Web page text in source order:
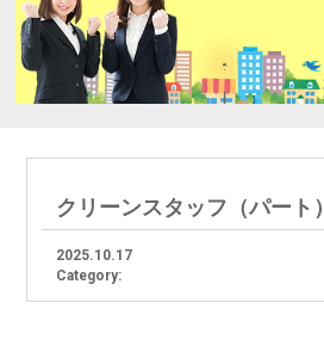
クリーンスタッフ（パート）
2025.10.17
Category: